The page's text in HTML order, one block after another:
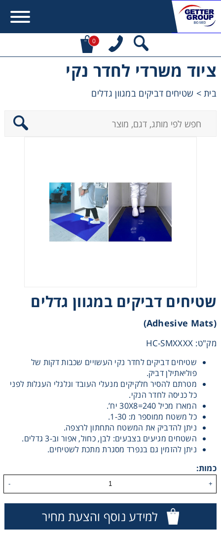
0
ציוד משרדי לחדר נקי
בית> שטיחים דביקים במגוון גדלים
שטיחים דביקים במגוון גדלים
(Adhesive Mats)
מק"ט: HC-SMXXXX
שטיחים דביקים לחדר נקי העשויים שכבות דקות של
פוליאתילן דביק.
מטרתם להסיר חלקיקים מנעלי העובד וגלגלי העגלות לפני
כל כניסה לחדר הנקי.
המארז מכיל 30X8=240 יח’.
כל משטח ממוספר מ: 1-30.
ניתן להדביק את המשטח התחתון לרצפה.
השטחים מגיעים בצבעים: לבן, כחול, אפור וב-3 גדלים.
ניתן להזמין גם בנפרד מסגרת מתכת לשטיחים.
כמות:
+
-
למידע נוסף והצעת מחיר
Contact form not found.
Centrifuges
Concentration
Heating
Microscopy
Pumps
Sample Preparation
Shaking & Stirring
Storage
Thermometry
Lab Essentials